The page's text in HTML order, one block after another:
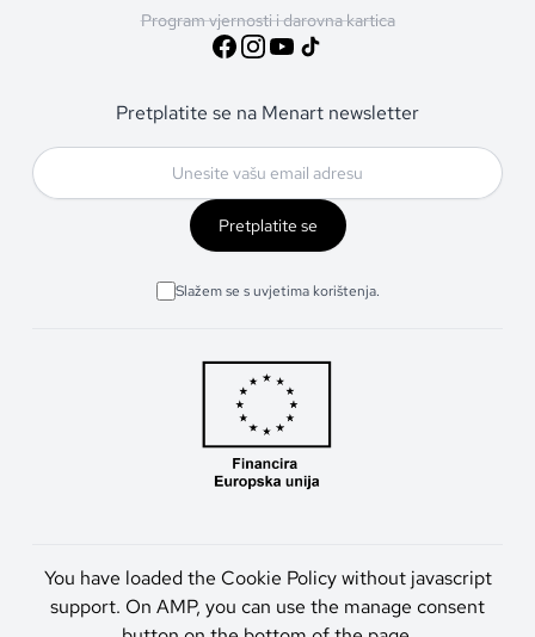
Program vjernosti i darovna kartica
Pretplatite se na Menart newsletter
Pretplatite se
Slažem se s uvjetima korištenja.
You have loaded the Cookie Policy without javascript
support. On AMP, you can use the manage consent